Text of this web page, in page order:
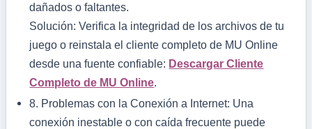
dañados o faltantes.
Solución: Verifica la integridad de los archivos de tu
juego o reinstala el cliente completo de MU Online
desde una fuente confiable: Descargar Cliente
Completo de MU Online.
8. Problemas con la Conexión a Internet: Una
conexión inestable o con caída frecuente puede